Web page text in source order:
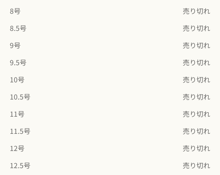
8号
売り切れ
8.5号
売り切れ
9号
売り切れ
9.5号
売り切れ
10号
売り切れ
10.5号
売り切れ
11号
売り切れ
11.5号
売り切れ
12号
売り切れ
12.5号
売り切れ